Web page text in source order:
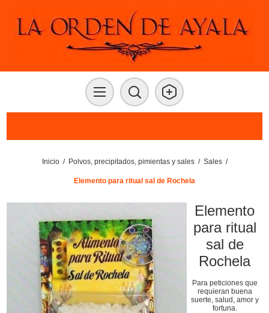
Inicio / Polvos, precipitados, pimientas y sales / Sales /
Elemento para ritual sal de Rochela
Elemento
para ritual
sal de
Rochela
Para peticiones que
requieran buena
suerte, salud, amor y
fortuna.